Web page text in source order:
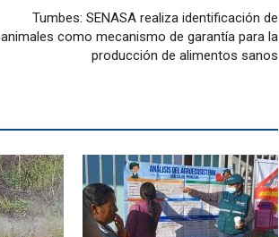
Tumbes: SENASA realiza identificación de
animales como mecanismo de garantía para la
producción de alimentos sanos